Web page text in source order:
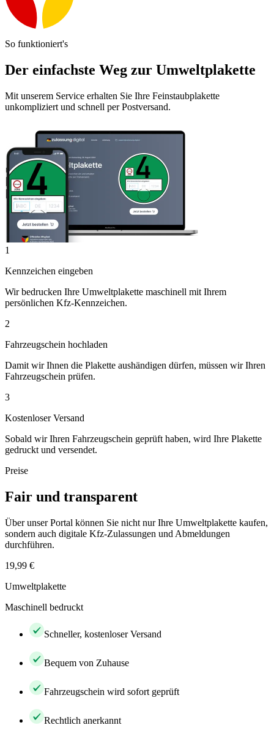
So funktioniert's
Der einfachste Weg zur Umweltplakette
Mit unserem Service erhalten Sie Ihre Feinstaubplakette
unkompliziert und schnell per Postversand.
1
Kennzeichen eingeben
Wir bedrucken Ihre Umweltplakette maschinell mit Ihrem
persönlichen Kfz-Kennzeichen.
2
Fahrzeugschein hochladen
Damit wir Ihnen die Plakette aushändigen dürfen, müssen wir Ihren
Fahrzeugschein prüfen.
3
Kostenloser Versand
Sobald wir Ihren Fahrzeugschein geprüft haben, wird Ihre Plakette
gedruckt und versendet.
Preise
Fair und transparent
Über unser Portal können Sie nicht nur Ihre Umweltplakette kaufen,
sondern auch digitale Kfz-Zulassungen und Abmeldungen
durchführen.
19,99 €
Umweltplakette
Maschinell bedruckt
Schneller, kostenloser Versand
Bequem von Zuhause
Fahrzeugschein wird sofort geprüft
Rechtlich anerkannt